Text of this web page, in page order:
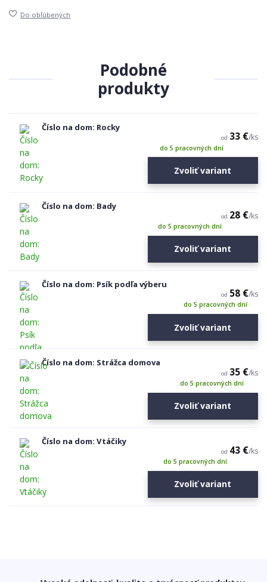
Do obľúbených
Podobné
produkty
Číslo na dom: Rocky
od 33 €/ks
do 5 pracovných dní
Zvoliť variant
Číslo na dom: Bady
od 28 €/ks
do 5 pracovných dní
Zvoliť variant
Číslo na dom: Psík podľa výberu
od 58 €/ks
do 5 pracovných dní
Zvoliť variant
Číslo na dom: Strážca domova
od 35 €/ks
do 5 pracovných dní
Zvoliť variant
Číslo na dom: Vtáčiky
od 43 €/ks
do 5 pracovných dní
Zvoliť variant